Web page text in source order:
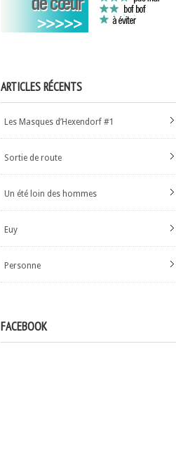
ARTICLES RÉCENTS
Les Masques d’Hexendorf #1
Sortie de route
Un été loin des hommes
Euy
Personne
FACEBOOK